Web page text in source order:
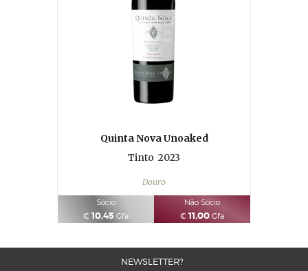
Quinta Nova Unoaked
Tinto 2023
Douro
Sócio
€ 10,45 Gfa
Não Sócio
€ 11,00 Gfa
NEWSLETTER?